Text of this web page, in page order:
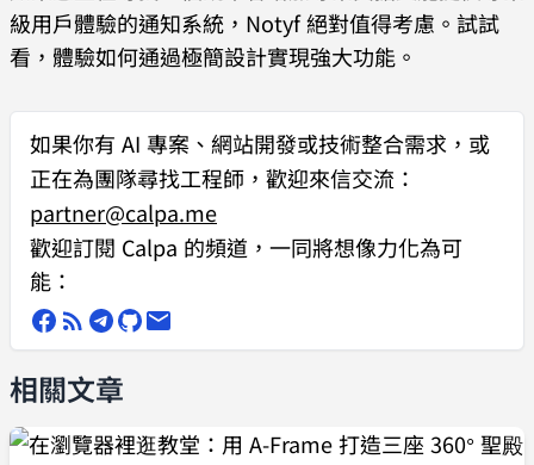
級用戶體驗的通知系統，Notyf 絕對值得考慮。試試
看，體驗如何通過極簡設計實現強大功能。
如果你有 AI 專案、網站開發或技術整合需求 ，或
正在為團隊尋找工程師，歡迎來信交流：
partner@calpa.me
歡迎訂閱 Calpa 的頻道，一同將想像力化為可
能：
相關文章